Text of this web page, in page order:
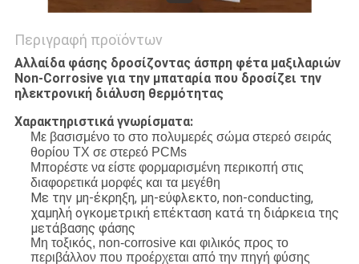
Περιγραφή προϊόντων
Αλλαίδα φάσης δροσίζοντας άσπρη φέτα μαξιλαριών
Non-Corrosive για την μπαταρία που δροσίζει την
ηλεκτρονική διάλυση θερμότητας
Χαρακτηριστικά γνωρίσματα:
Με βασισμένο το στο πολυμερές σώμα στερεό σειράς
θορίου TX σε στερεό PCMs
Μπορέστε να είστε φορμαρισμένη περικοπή στις
διαφορετικά μορφές και τα μεγέθη
Με την μη-έκρηξη, μη-εύφλεκτο, non-conducting,
χαμηλή ογκομετρική επέκταση κατά τη διάρκεια της
μετάβασης φάσης
Μη τοξικός, non-corrosive και φιλικός προς το
περιβάλλον που προέρχεται από την πηγή φύσης